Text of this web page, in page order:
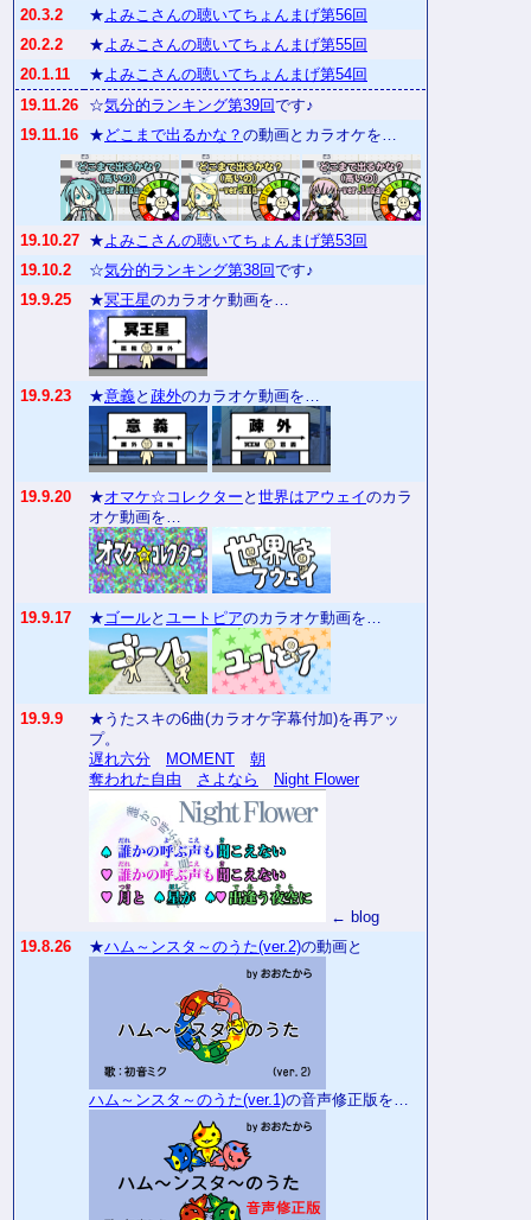
20.3.2
★よみこさんの聴いてちょんまげ第56回
20.2.2
★よみこさんの聴いてちょんまげ第55回
20.1.11
★よみこさんの聴いてちょんまげ第54回
19.11.26
☆気分的ランキング第39回です♪
19.11.16
★ どこまで出るかな？ の動画とカラオケを…
19.10.27 ★よみこさんの聴いてちょんまげ第53回
19.10.2
☆気分的ランキング第38回です♪
19.9.25
★冥王星のカラオケ動画を…
19.9.23 ★意義と 疎外のカラオケ動画を…
19.9.20 ★オマケ☆コレクター と 世界はアウェイのカラ
オケ動画を…
19.9.17 ★ゴールと ユートピアのカラオケ動画を…
19.9.9
★うたスキの6曲(カラオケ字幕付加)を再アッ
プ。
遅れ六分
MOMENT
朝
奪われた自由
さよなら Night Flower
← blog
19.8.26
★ハム～ンスタ～のうた(ver.2)の動画と
ハム～ンスタ～のうた(ver.1)の音声修正版を…